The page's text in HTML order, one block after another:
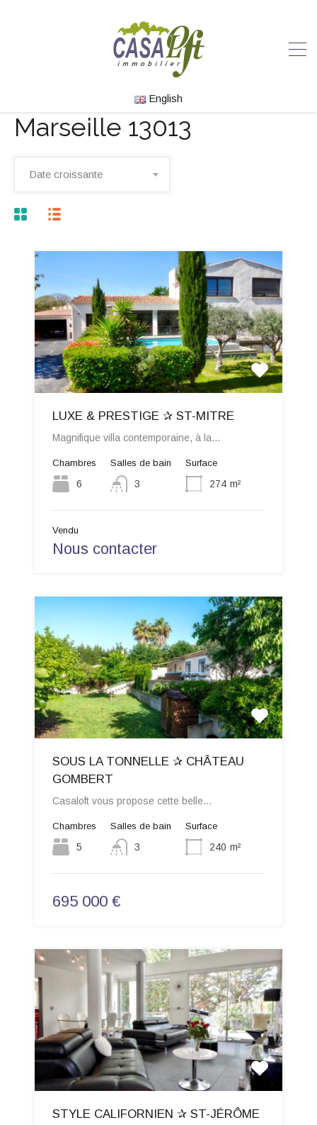
English
Marseille 13013
Date croissante
LUXE & PRESTIGE ✰ ST-MITRE
Magnifique villa contemporaine, à la…
Chambres
6
Salles de bain
3
Surface
274 m²
Vendu
Nous contacter
SOUS LA TONNELLE ✰ CHÂTEAU
GOMBERT
Casaloft vous propose cette belle…
Chambres
5
Salles de bain
3
Surface
240 m²
695 000 €
STYLE CALIFORNIEN ✰ ST-JÉRÔME